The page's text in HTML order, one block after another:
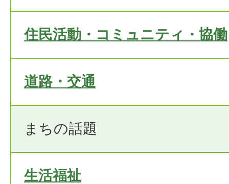
住民活動・コミュニティ・協働
道路・交通
まちの話題
生活福祉